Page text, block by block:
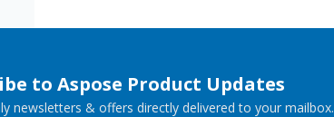
to Aspose Product Updates
newsletters & offers directly delivered to your mailbox.